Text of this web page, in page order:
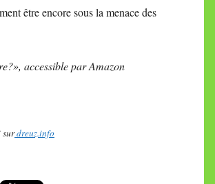
être encore sous la menace des
accessible par Amazon
surdreuz.info